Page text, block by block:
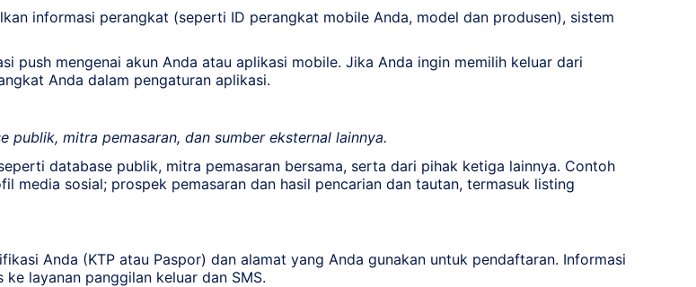
informasi perangkat (seperti ID perangkat mobile Anda, model dan produsen), sistem
push mengenai akun Anda atau aplikasi mobile. Jika Anda ingin memilih keluar dari
Anda dalam pengaturan aplikasi.
mitra pemasaran, dan sumber eksternal lainnya.
database publik, mitra pemasaran bersama, serta dari pihak ketiga lainnya. Contoh
media sosial; prospek pemasaran dan hasil pencarian dan tautan, termasuk listing
Anda (KTP atau Paspor) dan alamat yang Anda gunakan untuk pendaftaran. Informasi
layanan panggilan keluar dan SMS.